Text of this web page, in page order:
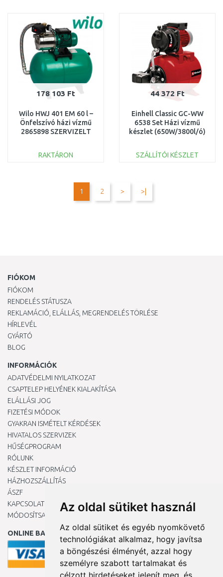
Az oldal sütiket használ
Az oldal sütiket és egyéb nyomkövető
technológiákat alkalmaz, hogy javítsa
a böngészési élményét, azzal hogy
személyre szabott tartalmakat és
célzott hirdetéseket jelenít meg, és
Összehasonlítás Összehasonlítás
178 103 Ft
Wilo HWJ 401 EM 60 l –
Önfelszívó házi vízmű
2865898 SZERVIZELT
RAKTÁRON
44 372 Ft
Einhell Classic GC-WW
6538 Set Házi vízmű
készlet (650W/3800l/ó)
SZÁLLÍTÓI KÉSZLET
Összehasonlítás
1 2 > >|
FIÓKOM
FIÓKOM
RENDELÉS STÁTUSZA
REKLAMÁCIÓ, ELÁLLÁS, MEGRENDELÉS TÖRLÉSE
HÍRLEVÉL
GYÁRTÓ
BLOG
INFORMÁCIÓK
ADATVÉDELMI NYILATKOZAT
CSAPTELEP HELYÉNEK KIALAKÍTÁSA
ELÁLLÁSI JOG
FIZETÉSI MÓDOK
GYAKRAN ISMÉTELT KÉRDÉSEK
HIVATALOS SZERVIZEK
HŰSÉGPROGRAM
RÓLUNK
KÉSZLET INFORMÁCIÓ
HÁZHOZSZÁLLÍTÁS
ÁSZF
KAPCSOLAT
MÓDOSÍTSA A COOKIE-BEÁLLÍTÁSAIMAT
ONLINE BANKKÁRTYÁVAL